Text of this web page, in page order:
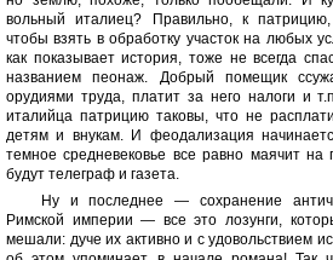
вольный италиец? Правильно, к
чтобы взять в обработку участок на любых
как показывает история, тоже не всегда
названием пеонаж. Добрый помещик
орудиями труда, платит за него налоги и
италийца патрицию таковы, что не
детям и внукам. И феодализация
темное средневековье все равно маячит на
будут телеграф и газета.
Ну и последнее — сохранение
Римской империи — все это лозунги,
мешали: дуче их активно и с удовольствием